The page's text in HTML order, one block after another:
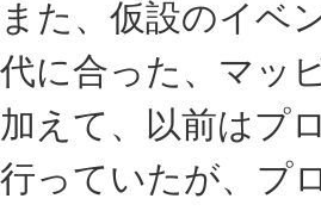
また、仮設のイベ
代に合った、マッ
加えて、以前はプ
行っていたが、プ